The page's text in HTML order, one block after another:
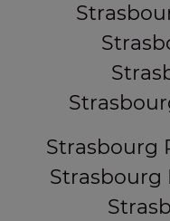
Strasbourg
Strasbourg